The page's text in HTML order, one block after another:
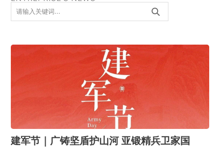
建军节｜广铸坚盾护山河 亚锻精兵卫家国